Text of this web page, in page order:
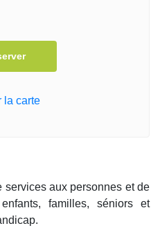
la carte
aux personnes et de
familles, séniors et